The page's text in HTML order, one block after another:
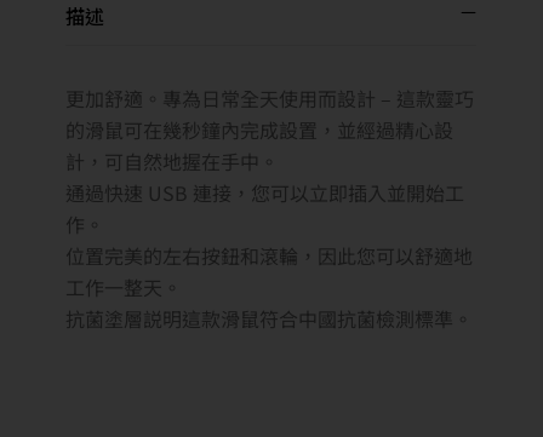
描述
更加舒適。專為日常全天使用而設計 – 這款靈巧
的滑鼠可在幾秒鐘內完成設置，並經過精心設
計，可自然地握在手中。
通過快速 USB 連接，您可以立即插入並開始工
作。
位置完美的左右按鈕和滾輪，因此您可以舒適地
工作一整天。
抗菌塗層説明這款滑鼠符合中國抗菌檢測標準。